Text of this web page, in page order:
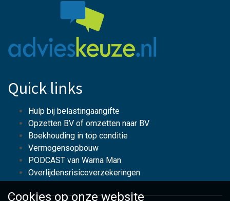
Quick links
Hulp bij belastingaangifte
Opzetten BV of omzetten naar BV
Boekhouding in top conditie
Vermogensopbouw
PODCAST van Warna Man
Overlijdensrisicoverzekeringen
Cookies oponze website